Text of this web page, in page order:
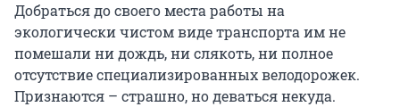
Добраться до своего места работы на
экологически чистом виде транспорта им не
помешали ни дождь, ни слякоть, ни полное
отсутствие специализированных велодорожек.
Признаются – страшно, но деваться некуда.